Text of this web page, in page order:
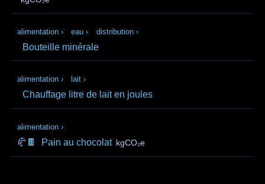
alimentation › eau › distribution ›
Bouteille minérale
alimentation › lait ›
Chauffage litre de lait en joules
alimentation ›
🥐🍫 Pain au chocolat kgCO₂e